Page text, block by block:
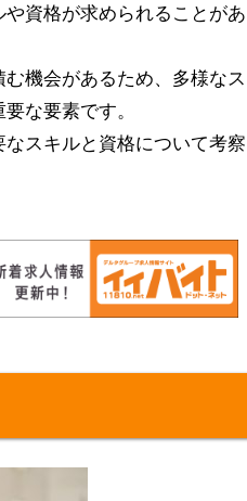
資格が求められることがあ
機会があるため、多様なス
な要素です。
スキルと資格について考察